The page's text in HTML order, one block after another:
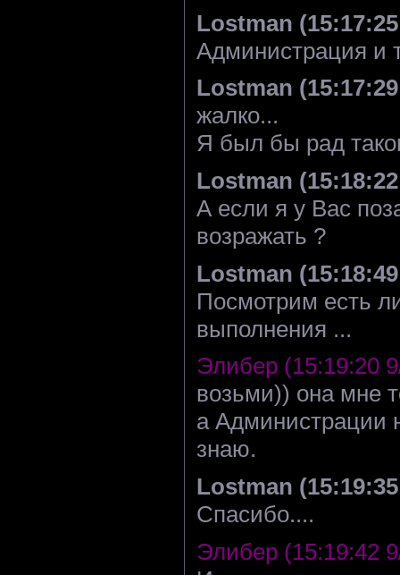
Lostman
Администрация и
Lostman
жалко...
Я был бы рад
Lostman
А если я у Вас
возражать ?
Lostman
Посмотрим есть
выполнения ...
Элибер (15:19:20
возьми)) она мне
а Администрации
знаю.
Lostman
Спасибо....
Элибер (15:19:42